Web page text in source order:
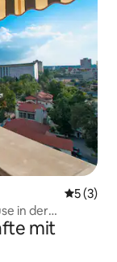
5 (3)
in der
mit